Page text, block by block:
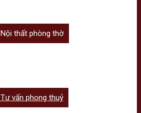
Nội thất phòng thờ
Tư vấn phong thuỷ